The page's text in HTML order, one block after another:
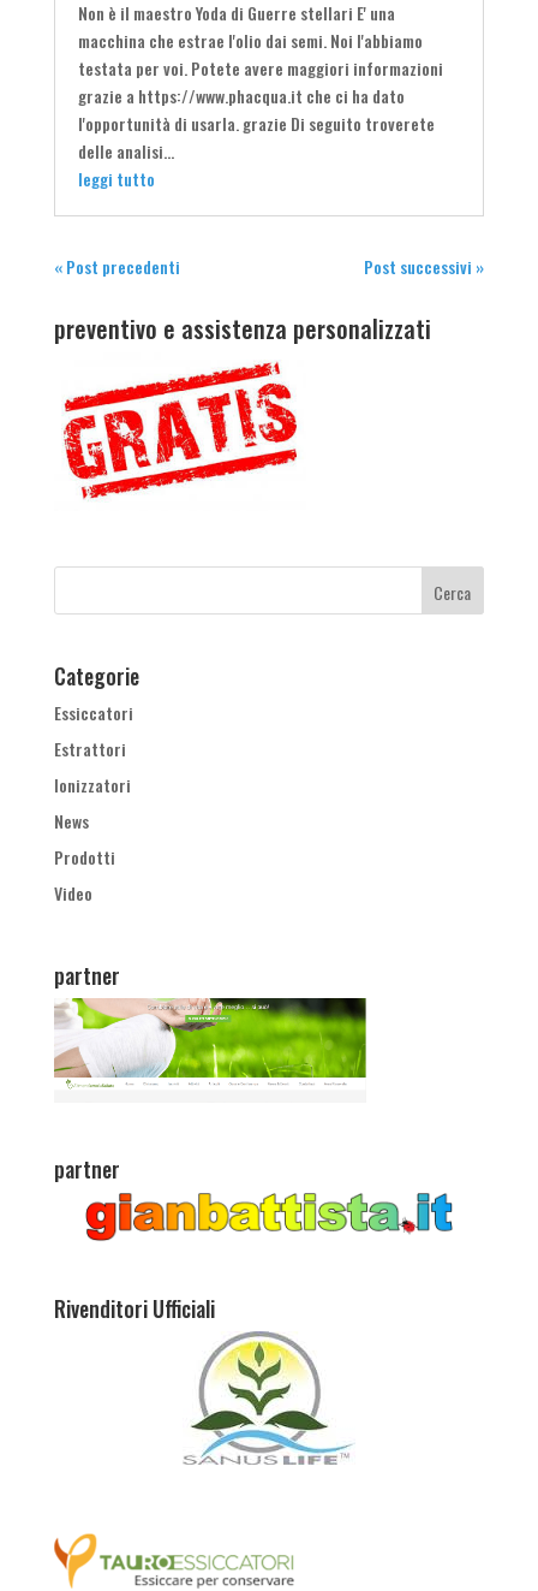
Non è il maestro Yoda di Guerre stellari E' una
macchina che estrae l'olio dai semi. Noi l'abbiamo
testata per voi. Potete avere maggiori informazioni
grazie a https://www.phacqua.it che ci ha dato
l'opportunità di usarla. grazie Di seguito troverete
delle analisi...
leggi tutto
« Post precedenti Post successivi »
preventivo e assistenza personalizzati
Categorie
Essiccatori
Estrattori
Ionizzatori
News
Prodotti
Video
partner
partner
Rivenditori Ufficiali